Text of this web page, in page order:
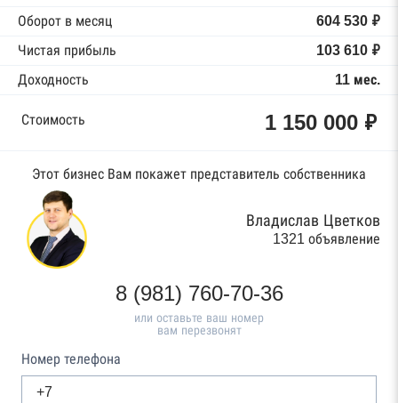
Оборот в месяц
604 530 ₽
Чистая прибыль
103 610 ₽
Доходность
11 мес.
Стоимость 1 150 000 ₽
Этот бизнес Вам покажет представитель собственника
Владислав Цветков
1321 объявление
8 (981) 760-70-36
или оставьте ваш номер
вам перезвонят
Номер телефона